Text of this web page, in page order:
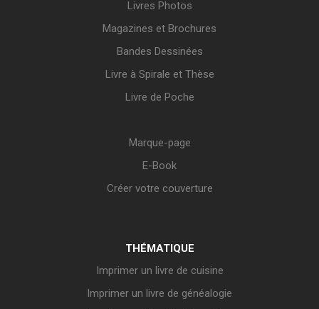
Livres Photos
Magazines et Brochures
Bandes Dessinées
Livre à Spirale et Thèse
Livre de Poche
Marque-page
E-Book
Créer votre couverture
THÉMATIQUE
Imprimer un livre de cuisine
Imprimer un livre de généalogie